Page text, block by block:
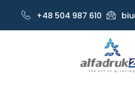
+48 504 987 610